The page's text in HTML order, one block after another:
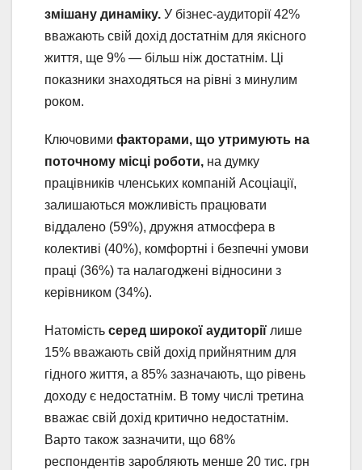
змішану динаміку. У бізнес-аудиторії 42%
вважають свій дохід достатнім для якісного
життя, ще 9% — більш ніж достатнім. Ці
показники знаходяться на рівні з минулим
роком.
Ключовими факторами, що утримують на
поточному місці роботи, на думку
працівників членських компаній Асоціації,
залишаються можливість працювати
віддалено (59%), дружня атмосфера в
колективі (40%), комфортні і безпечні умови
праці (36%) та налагоджені відносини з
керівником (34%).
Натомість серед широкої аудиторії лише
15% вважають свій дохід прийнятним для
гідного життя, а 85% зазначають, що рівень
доходу є недостатнім. В тому числі третина
вважає свій дохід критично недостатнім.
Варто також зазначити, що 68%
респондентів заробляють менше 20 тис. грн